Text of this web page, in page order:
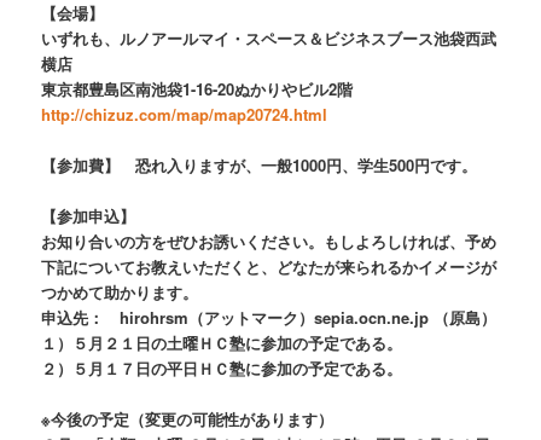
【会場】
いずれも、ルノアールマイ・スペース＆ビジネスブース池袋西武
横店
東京都豊島区南池袋1-16-20ぬかりやビル2階
http://chizuz.com/map/map20724.html
【参加費】 恐れ入りますが、一般1000円、学生500円です。
【参加申込】
お知り合いの方をぜひお誘いください。もしよろしければ、予め
下記についてお教えいただくと、どなたが来られるかイメージが
つかめて助かります。
申込先： hirohrsm（アットマーク）sepia.ocn.ne.jp （原島）
１）５月２１日の土曜ＨＣ塾に参加の予定である。
２）５月１７日の平日ＨＣ塾に参加の予定である。
※今後の予定（変更の可能性があります）